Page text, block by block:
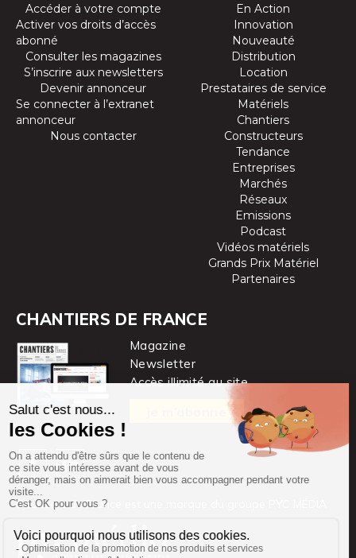
Accéder à votre compte
Activer vos droits d’accès
abonné
Consulter les magazines
S’inscrire aux newsletters
Devenir annonceur
Se connecter à l’extranet
annonceur
Nous contacter
En Action
Innovation
Nouveauté
Distribution
Location
Prestataires de service
Matériels
Chantiers
Constructeurs
Tendance
Entreprises
Marchés
Réseaux
Emissions
Podcast
Vidéos matériels
Grands Prix Matériel
Partenaires
CHANTIERS DE FRANCE
Magazine
Newsletter
Accès illimité au site
Chantiers de France est une marque